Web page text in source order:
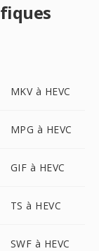
MKV à HEVC
MPG à HEVC
GIF à HEVC
TS à HEVC
SWF à HEVC